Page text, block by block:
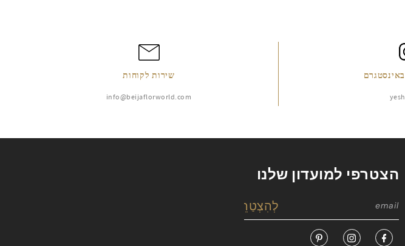
שירות לקוחות
info@beijaflorworld.com
הצטרפי למועדון שלנו